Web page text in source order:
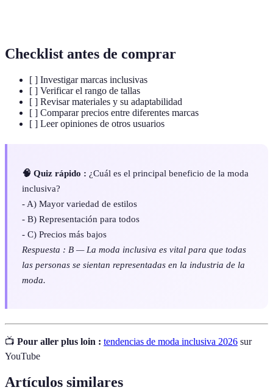
Checklist antes de comprar
[ ] Investigar marcas inclusivas
[ ] Verificar el rango de tallas
[ ] Revisar materiales y su adaptabilidad
[ ] Comparar precios entre diferentes marcas
[ ] Leer opiniones de otros usuarios
🧠 Quiz rápido : ¿Cuál es el principal beneficio de la moda
inclusiva?
- A) Mayor variedad de estilos
- B) Representación para todos
- C) Precios más bajos
Respuesta : B — La moda inclusiva es vital para que todas
las personas se sientan representadas en la industria de la
moda.
📺 Pour aller plus loin : tendencias de moda inclusiva 2026 sur
YouTube
Artículos similares